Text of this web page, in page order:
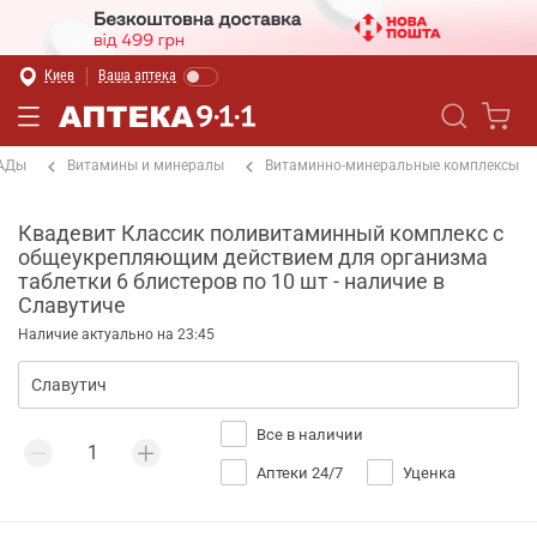
Киев Ваша аптека
Витамины и минералы Витаминно-минеральные комплексы
Квадевит Классик поливитаминный комплекс с
общеукрепляющим действием для организма
таблетки 6 блистеров по 10 шт - наличие в
Славутиче
Наличие актуально на 23:45
Все в наличии
Аптеки 24/7 Уценка